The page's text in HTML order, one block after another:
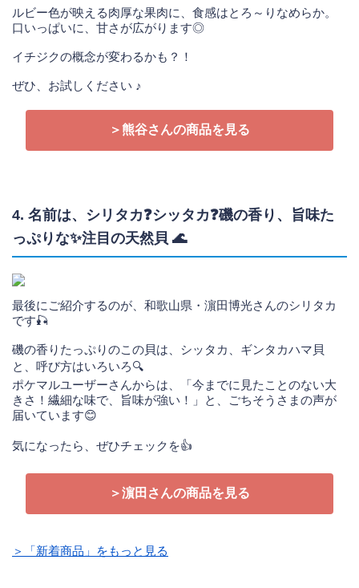
ルビー色が映える肉厚な果肉に、食感はとろ～りなめらか。
口いっぱいに、甘さが広がります◎
イチジクの概念が変わるかも？！
ぜひ、お試しください ♪
＞熊谷さんの商品を見る
4. 名前は、シリタカ❓シッタカ❓磯の香り、旨味た
っぷりな✨注目の天然貝 🌊
最後にご紹介するのが、和歌山県・濵田博光さんのシリタカ
です🎣
磯の香りたっぷりのこの貝は、シッタカ、ギンタカハマ貝
と、呼び方はいろいろ🔍
ポケマルユーザーさんからは、「今までに見たことのない大
きさ！繊細な味で、旨味が強い！」と、ごちそうさまの声が
届いています😊
気になったら、ぜひチェックを👍
＞濵田さんの商品を見る
＞「新着商品」をもっと見る